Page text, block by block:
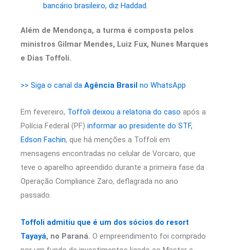
bancário brasileiro, diz Haddad.
Além de Mendonça, a turma é composta pelos
ministros Gilmar Mendes, Luiz Fux, Nunes Marques
e Dias Toffoli.
>> Siga o canal da Agência Brasil no WhatsApp
Em fevereiro, Toffoli deixou a relatoria do caso após a
Polícia Federal (PF) informar ao presidente do STF,
Edson Fachin, que há menções a Toffoli em
mensagens encontradas no celular de Vorcaro, que
teve o aparelho apreendido durante a primeira fase da
Operação Compliance Zaro, deflagrada no ano
passado.
Toffoli admitiu que é um dos sócios do resort
Tayayá, no Paraná. O empreendimento foi comprado